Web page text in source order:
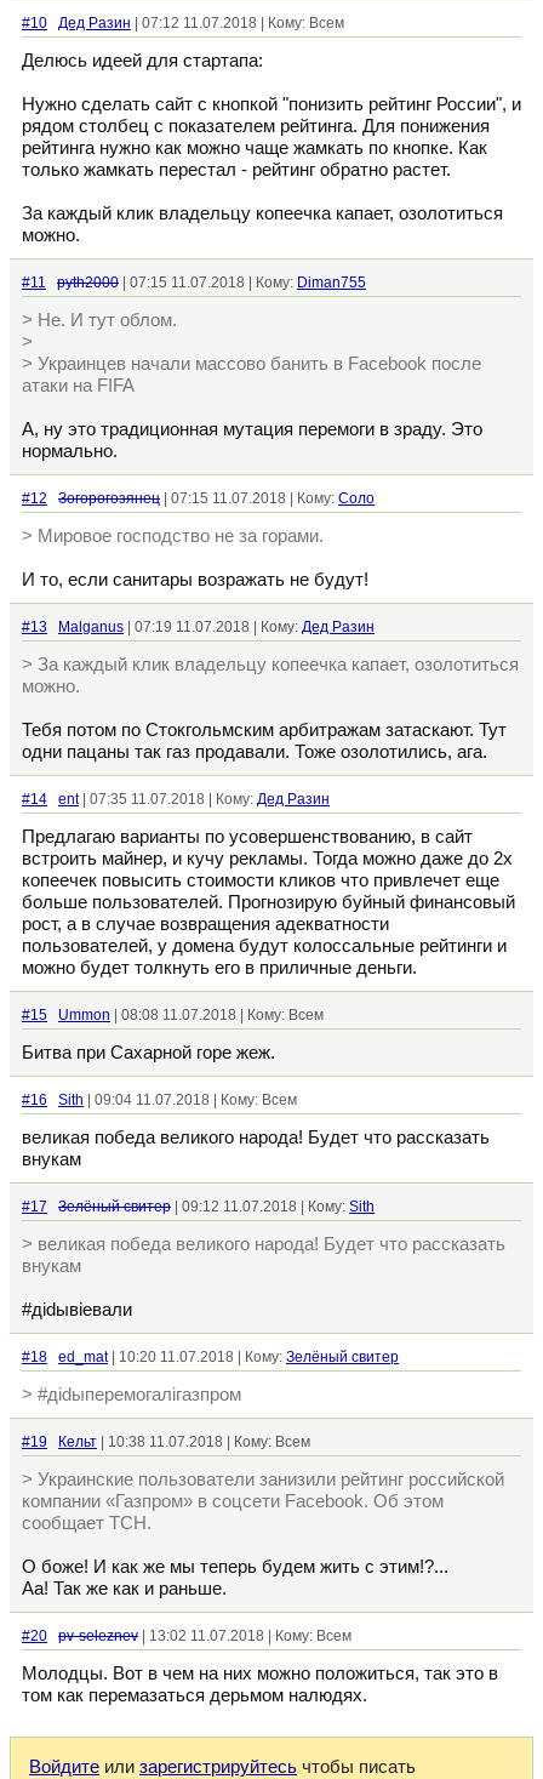
#10 Дед Разин | 07:12 11.07.2018 | Кому: Всем
Делюсь идеей для стартапа:
Нужно сделать сайт с кнопкой "понизить рейтинг России", и
рядом столбец с показателем рейтинга. Для понижения
рейтинга нужно как можно чаще жамкать по кнопке. Как
только жамкать перестал - рейтинг обратно растет.
За каждый клик владельцу копеечка капает, озолотиться
можно.
#11 pyth2000 | 07:15 11.07.2018 | Кому: Diman755
> Не. И тут облом.
>
> Украинцев начали массово банить в Facebook после
атаки на FIFA
А, ну это традиционная мутация перемоги в зраду. Это
нормально.
#12 Зогорогозянец | 07:15 11.07.2018 | Кому: Соло
> Мировое господство не за горами.
И то, если санитары возражать не будут!
#13 Malganus | 07:19 11.07.2018 | Кому: Дед Разин
> За каждый клик владельцу копеечка капает, озолотиться
можно.
Тебя потом по Стокгольмским арбитражам затаскают. Тут
одни пацаны так газ продавали. Тоже озолотились, ага.
#14 ent| 07:35 11.07.2018 | Кому: Дед Разин
Предлагаю варианты по усовершенствованию, в сайт
встроить майнер, и кучу рекламы. Тогда можно даже до 2х
копеечек повысить стоимости кликов что привлечет еще
больше пользователей. Прогнозирую буйный финансовый
рост, а в случае возвращения адекватности
пользователей, у домена будут колоссальные рейтинги и
можно будет толкнуть его в приличные деньги.
#15 Ummon | 08:08 11.07.2018 | Кому: Всем
Битва при Сахарной горе жеж.
#16 Sith | 09:04 11.07.2018 | Кому: Всем
великая победа великого народа! Будет что рассказать
внукам
#17 Зелёный свитер | 09:12 11.07.2018 | Кому: Sith
> великая победа великого народа! Будет что рассказать
внукам
#дidывiевали
#18 ed_mat| 10:20 11.07.2018 | Кому: Зелёный свитер
> #дidыперемогалiгазпром
#19 Кельт | 10:38 11.07.2018 | Кому: Всем
> Украинские пользователи занизили рейтинг российской
компании «Газпром» в соцсети Facebook. Об этом
сообщает ТСН.
О боже! И как же мы теперь будем жить с этим!?...
Аа! Так же как и раньше.
#20 pv-seleznev | 13:02 11.07.2018 | Кому: Всем
Молодцы. Вот в чем на них можно положиться, так это в
том как перемазаться дерьмом налюдях.
Войдите или зарегистрируйтесь чтобы писать